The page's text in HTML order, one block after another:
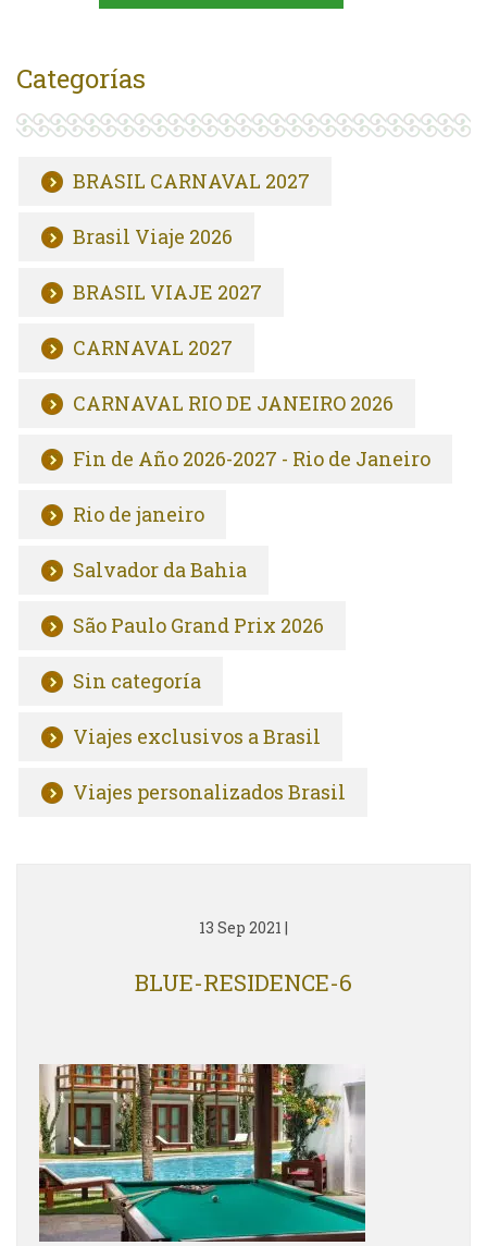
Categorías
BRASIL CARNAVAL 2027
Brasil Viaje 2026
BRASIL VIAJE 2027
CARNAVAL 2027
CARNAVAL RIO DE JANEIRO 2026
Fin de Año 2026-2027 - Rio de Janeiro
Rio de janeiro
Salvador da Bahia
São Paulo Grand Prix 2026
Sin categoría
Viajes exclusivos a Brasil
Viajes personalizados Brasil
13 Sep 2021 |
BLUE-RESIDENCE-6